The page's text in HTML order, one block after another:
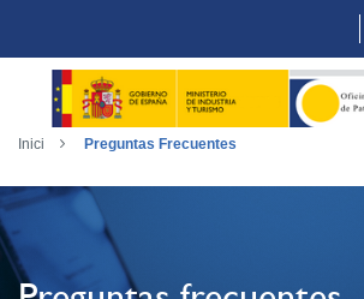
Inici Preguntas Frecuentes